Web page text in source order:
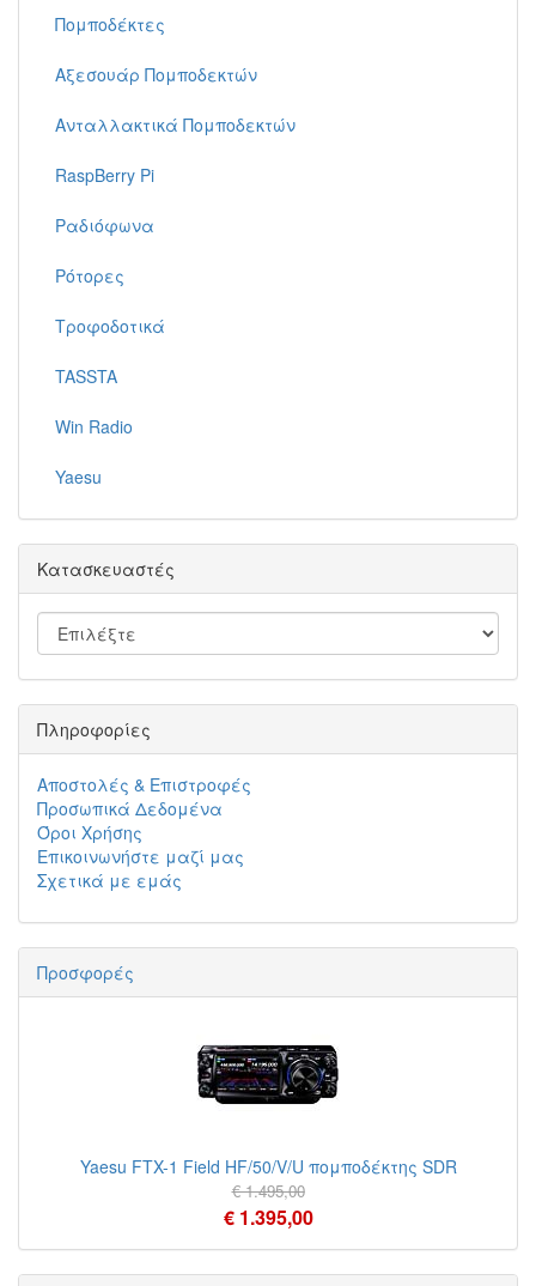
Πομποδέκτες
Αξεσουάρ Πομποδεκτών
Ανταλλακτικά Πομποδεκτών
RaspBerry Pi
Ραδιόφωνα
Ρότορες
Τροφοδοτικά
TASSTA
Win Radio
Yaesu
Κατασκευαστές
Πληροφορίες
Αποστολές & Επιστροφές
Προσωπικά Δεδομένα
Όροι Χρήσης
Επικοινωνήστε μαζί μας
Σχετικά με εμάς
Προσφορές
Yaesu FTX-1 Field HF/50/V/U πομποδέκτης SDR
€ 1.495,00
€ 1.395,00